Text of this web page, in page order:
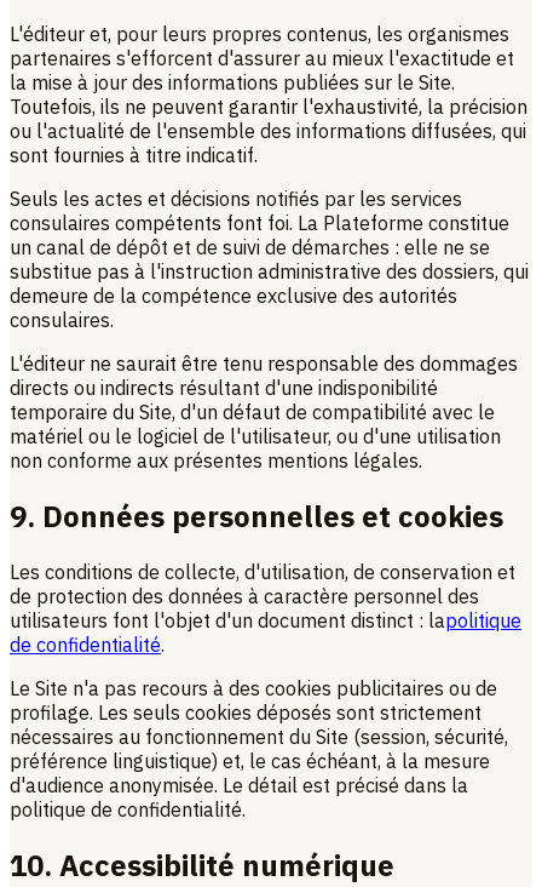
L'éditeur et, pour leurs propres contenus, les organismes
partenaires s'efforcent d'assurer au mieux l'exactitude et
la mise à jour des informations publiées sur le Site.
Toutefois, ils ne peuvent garantir l'exhaustivité, la précision
ou l'actualité de l'ensemble des informations diffusées, qui
sont fournies à titre indicatif.
Seuls les actes et décisions notifiés par les services
consulaires compétents font foi. La Plateforme constitue
un canal de dépôt et de suivi de démarches : elle ne se
substitue pas à l'instruction administrative des dossiers, qui
demeure de la compétence exclusive des autorités
consulaires.
L'éditeur ne saurait être tenu responsable des dommages
directs ou indirects résultant d'une indisponibilité
temporaire du Site, d'un défaut de compatibilité avec le
matériel ou le logiciel de l'utilisateur, ou d'une utilisation
non conforme aux présentes mentions légales.
9. Données personnelles et cookies
Les conditions de collecte, d'utilisation, de conservation et
de protection des données à caractère personnel des
utilisateurs font l'objet d'un document distinct : lapolitique
de confidentialité.
Le Site n'a pas recours à des cookies publicitaires ou de
profilage. Les seuls cookies déposés sont strictement
nécessaires au fonctionnement du Site (session, sécurité,
préférence linguistique) et, le cas échéant, à la mesure
d'audience anonymisée. Le détail est précisé dans la
politique de confidentialité.
10. Accessibilité numérique